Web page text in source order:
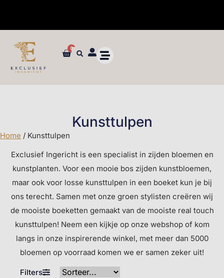
✓ Maatwerk styling en advies in de winkel
0
Kunsttulpen
Home / Kunsttulpen
Exclusief Ingericht is een specialist in zijden bloemen en
kunstplanten. Voor een mooie bos zijden kunstbloemen,
maar ook voor losse kunsttulpen in een boeket kun je bij
ons terecht. Samen met onze groen stylisten creëren wij
de mooiste boeketten gemaakt van de mooiste real touch
kunsttulpen! Neem een kijkje op onze webshop of kom
langs in onze inspirerende winkel, met meer dan 5000
bloemen op voorraad komen we er samen zeker uit!
Filters